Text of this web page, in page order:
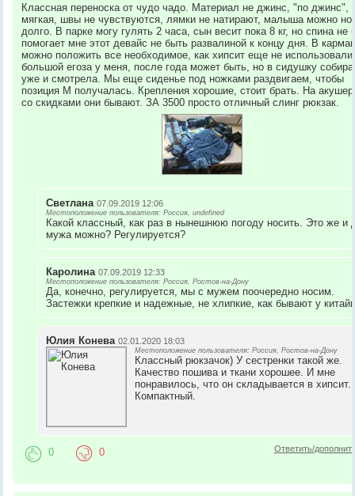
Классная переноска от чудо чадо. Материал не джинс, "по джинс",
мягкая, швы не чувствуются, лямки не натирают, малыша можно
долго. В парке могу гулять 2 часа, сын весит пока 8 кг, но спина не
помогает мне этот девайс не быть развалиной к концу дня. В
можно положить все необходимое, как хипсит еще не
большой егоза у меня, после года может быть, но в сидушку
уже и смотрела. Мы еще сиденье под ножками раздвигаем, чтобы
позиция М получалась. Крепления хорошие, стоит брать. На
со скидками они бывают. ЗА 3500 просто отличный слинг рюкзак.
Светлана 07.09.2019 12:06
Местоположение пользователя: Россия, undefined
Какой классный, как раз в нынешнюю погоду носить. Это же и
мужа можно? Регулируется?
Каролина 07.09.2019 12:33
Местоположение пользователя: Россия, Ростов-на-Дону
Да, конечно, регулируется, мы с мужем поочередно носим.
Застежки крепкие и надежные, не хлипкие, как бывают у
Юлия Конева 02.01.2020 18:03
Местоположение пользователя: Россия, Ростов-на-Дону
Классный рюкзачок) У сестренки такой же.
Качество пошива и ткани хорошее. И мне
понравилось, что он складывается в хипсит.
Компактный.
Ответить/
0 0